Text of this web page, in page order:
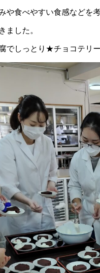
や食べやすい食感などを
ました。
でしっとり★チョコテリー